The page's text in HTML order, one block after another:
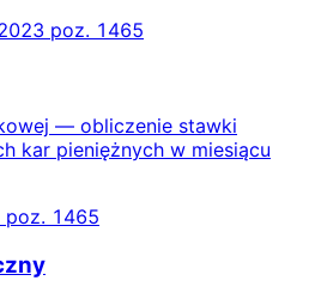
poz. 1465
— obliczenie stawki
kar pieniężnych w miesiącu
poz. 1465